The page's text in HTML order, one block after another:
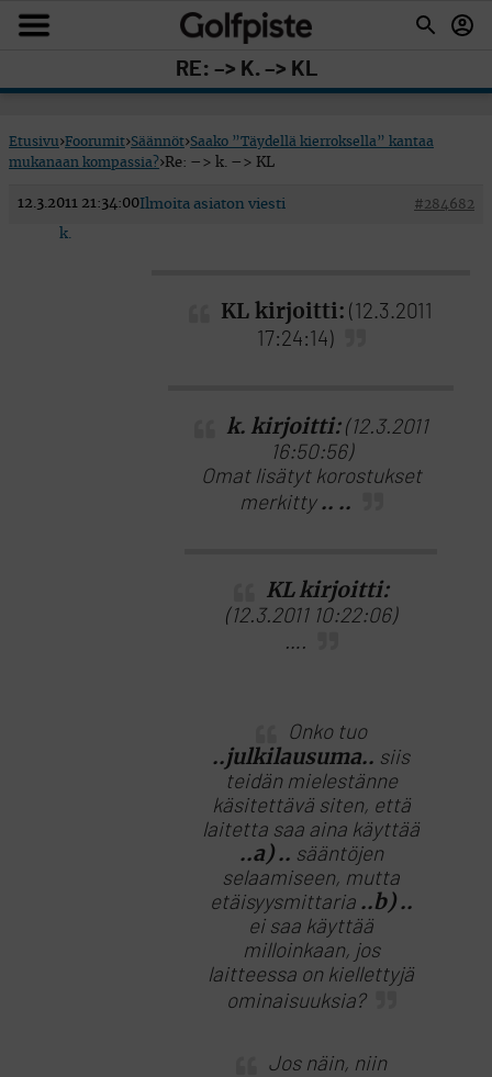
RE: –> K. –> KL
Etusivu›Foorumit›Säännöt›Saako ”Täydellä kierroksella” kantaa
mukanaan kompassia?›Re: –> k. –> KL
12.3.2011 21:34:00 #284682
Ilmoita asiaton viesti
k.
KL kirjoitti: (12.3.2011
17:24:14)
k. kirjoitti:(12.3.2011
16:50:56)
Omat lisätyt korostukset
merkitty .. ..
KL kirjoitti:
(12.3.2011 10:22:06)
….
Onko tuo
..julkilausuma.. siis
teidän mielestänne
käsitettävä siten, että
laitetta saa aina käyttää
..a) .. sääntöjen
selaamiseen, mutta
etäisyysmittaria ..b) ..
ei saa käyttää
milloinkaan, jos
laitteessa on kiellettyjä
ominaisuuksia?
Jos näin, niin